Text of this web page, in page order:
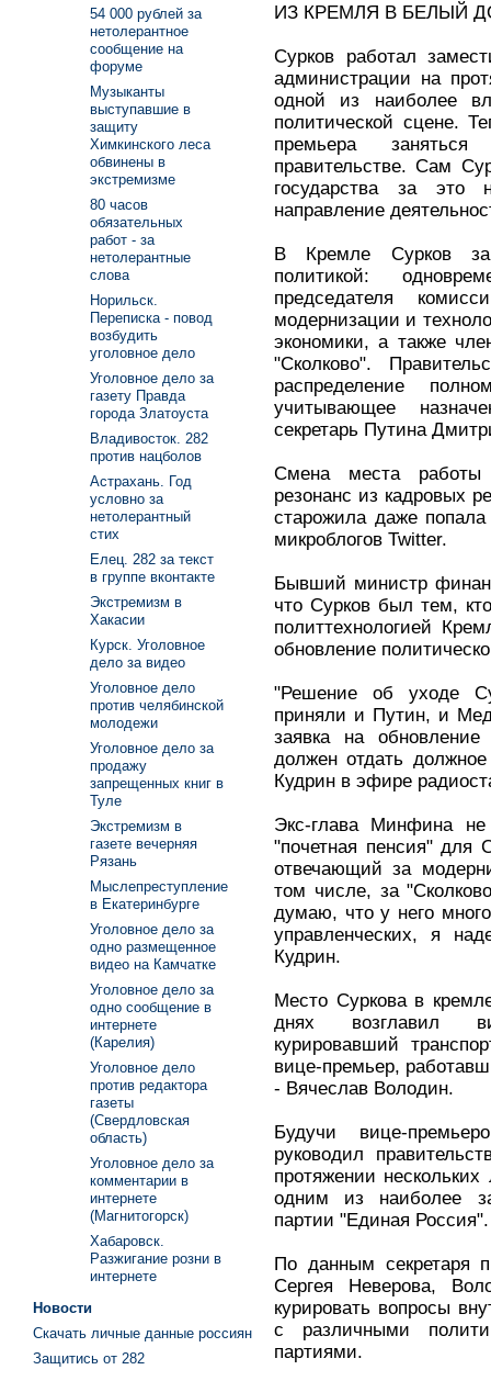
ИЗ КРЕМЛЯ В БЕЛЫЙ
Сурков работал
администрации на
одной из наиболее
политической сцене.
премьера
правительстве. Сам
государства за это
направление
В Кремле Сурков
политикой:
председателя
модернизации и
экономики, а также
"Сколково".
распределение
учитывающее
секретарь Путина
Смена места работы
резонанс из кадровых
старожила даже
микроблогов Twitter.
Бывший министр
что Сурков был тем,
политтехнологией
обновление
"Решение об уходе
приняли и Путин, и
заявка на
должен отдать
Кудрин в эфире
Экс-глава Минфина не
"почетная пенсия" для
отвечающий за
том числе, за
думаю, что у него
управленческих, я
Кудрин.
Место Суркова в
днях возглавил
курировавший
вице-премьер,
- Вячеслав Володин.
Будучи вице-
руководил
протяжении
одним из наиболее
партии "Единая Россия".
По данным секретаря
Сергея Неверова,
курировать вопросы
с различными
партиями.
54 000 рублей за
нетолерантное
сообщение на
форуме
Музыканты
выступавшие в
защиту
Химкинского леса
обвинены в
экстремизме
80 часов
обязательных
работ - за
нетолерантные
слова
Норильск.
Переписка - повод
возбудить
уголовное дело
Уголовное дело за
газету Правда
города Златоуста
Владивосток. 282
против нацболов
Астрахань. Год
условно за
нетолерантный
стих
Елец. 282 за текст
в группе вконтакте
Экстремизм в
Хакасии
Курск. Уголовное
дело за видео
Уголовное дело
против челябинской
молодежи
Уголовное дело за
продажу
запрещенных книг в
Туле
Экстремизм в
газете вечерняя
Рязань
Мыслепреступление
в Екатеринбурге
Уголовное дело за
одно размещенное
видео на Камчатке
Уголовное дело за
одно сообщение в
интернете
(Карелия)
Уголовное дело
против редактора
газеты
(Свердловская
область)
Уголовное дело за
комментарии в
интернете
(Магнитогорск)
Хабаровск.
Разжигание розни в
интернете
Новости
Скачать личные данные россиян
Защитись от 282